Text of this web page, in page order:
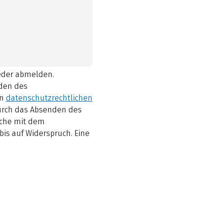
abmelden.
des
datenschutzrechtlichen
das Absenden des
mit dem
auf Widerspruch. Eine